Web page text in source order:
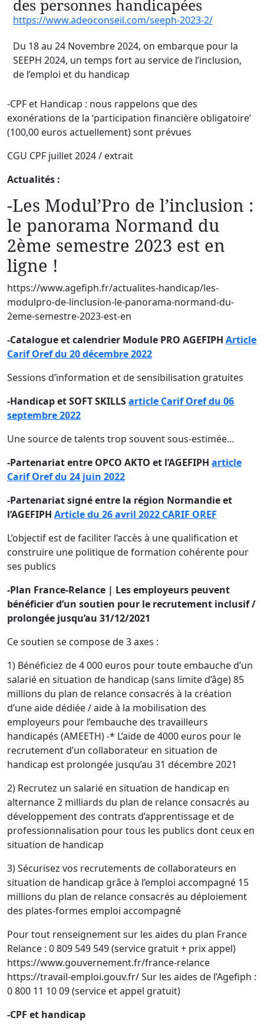
des personnes handicapées
https://www.adeoconseil.com/seeph-2023-2/
Du 18 au 24 Novembre 2024, on embarque pour la
SEEPH 2024, un temps fort au service de l’inclusion,
de l’emploi et du handicap
-CPF et Handicap : nous rappelons que des
exonérations de la ‘participation financière obligatoire’
(100,00 euros actuellement) sont prévues
CGU CPF juillet 2024 / extrait
Actualités :
-Les Modul’Pro de l’inclusion :
le panorama Normand du
2ème semestre 2023 est en
ligne !
https://www.agefiph.fr/actualites-handicap/les-
modulpro-de-linclusion-le-panorama-normand-du-
2eme-semestre-2023-est-en
-Catalogue et calendrier Module PRO AGEFIPH Article
Carif Oref du 20 décembre 2022
Sessions d’information et de sensibilisation gratuites
-Handicap et SOFT SKILLSarticle Carif Oref du 06
septembre 2022
Une source de talents trop souvent sous-estimée…
-Partenariat entre OPCO AKTO et l’AGEFIPH article
Carif Oref du 24 juin 2022
-Partenariat signé entre la région Normandie et
l’AGEFIPH Article du 26 avril 2022 CARIF OREF
L’objectif est de faciliter l’accès à une qualification et
construire une politique de formation cohérente pour
ses publics
-Plan France-Relance | Les employeurs peuvent
bénéficier d’un soutien pour le recrutement inclusif /
prolongée jusqu’au 31/12/2021
Ce soutien se compose de 3 axes :
1) Bénéficiez de 4 000 euros pour toute embauche d’un
salarié en situation de handicap (sans limite d’âge) 85
millions du plan de relance consacrés à la création
d’une aide dédiée / aide à la mobilisation des
employeurs pour l’embauche des travailleurs
handicapés (AMEETH) -* L’aide de 4000 euros pour le
recrutement d’un collaborateur en situation de
handicap est prolongée jusqu’au 31 décembre 2021
2) Recrutez un salarié en situation de handicap en
alternance 2 milliards du plan de relance consacrés au
développement des contrats d’apprentissage et de
professionnalisation pour tous les publics dont ceux en
situation de handicap
3) Sécurisez vos recrutements de collaborateurs en
situation de handicap grâce à l’emploi accompagné 15
millions du plan de relance consacrés au déploiement
des plates-formes emploi accompagné
Pour tout renseignement sur les aides du plan France
Relance : 0 809 549 549 (service gratuit + prix appel)
https://www.gouvernement.fr/france-relance
https://travail-emploi.gouv.fr/ Sur les aides de l’Agefiph :
0 800 11 10 09 (service et appel gratuit)
-CPF et handicap